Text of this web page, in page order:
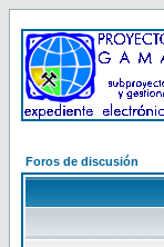
Foros de discusión